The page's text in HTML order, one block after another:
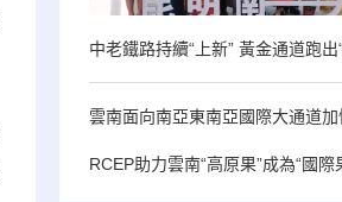
中老鐵路持續“上新” 黃金通道跑出
雲南面向南亞東南亞國際大通道
RCEP助力雲南“高原果”成為“國際